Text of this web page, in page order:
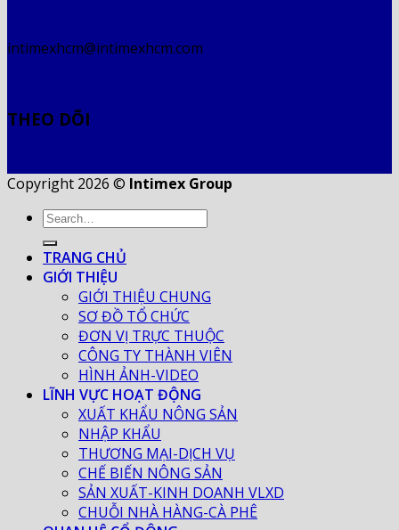
intimexhcm@intimexhcm.com
THEO DÕI
Copyright 2026 © Intimex Group
TRANG CHỦ
GIỚI THIỆU
GIỚI THIỆU CHUNG
SƠ ĐỒ TỔ CHỨC
ĐƠN VỊ TRỰC THUỘC
CÔNG TY THÀNH VIÊN
HÌNH ẢNH-VIDEO
LĨNH VỰC HOẠT ĐỘNG
XUẤT KHẨU NÔNG SẢN
NHẬP KHẨU
THƯƠNG MẠI-DỊCH VỤ
CHẾ BIẾN NÔNG SẢN
SẢN XUẤT-KINH DOANH VLXD
CHUỖI NHÀ HÀNG-CÀ PHÊ